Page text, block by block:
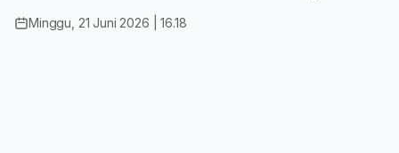
Minggu, 21 Juni 2026 | 16.18